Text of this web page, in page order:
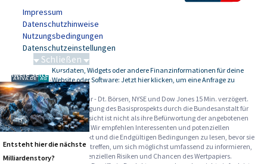
Impressum
Datenschutzhinweise
Nutzungsbedingungen
Datenschutzeinstellungen
-
Kursdaten, Widgets oder andere Finanzinformationen für deine
Website oder Software: Jetzt hier klicken, um eine Anfrage zu
stellen.
Alle Angaben ohne Gewähr - Dt. Börsen, NYSE und Dow Jones 15 Min. verzögert.
Werbehinweise:Die Billigung des Basisprospekts durch die Bundesanstalt für
Finanzdienstleistungsaufsicht ist nicht als ihre Befürwortung der angebotenen
Wertpapiere zu verstehen. Wir empfehlen Interessenten und potenziellen
Anlegern den Basisprospekt und die Endgültigen Bedingungen zu lesen, bevor sie
eine Anlageentscheidung treffen, um sich möglichst umfassend zu informieren,
insbesondere über die potenziellen Risiken und Chancen des Wertpapiers.
Schließen
Schwere Seltene Erden
Entsteht hier die nächste
Milliardenstory?